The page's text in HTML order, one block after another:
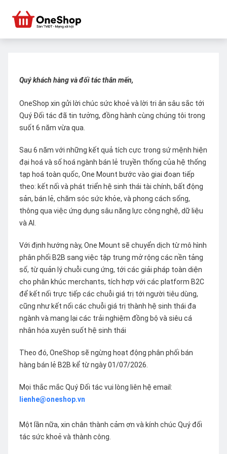
Quý khách hàng và đối tác thân mến,
OneShop xin gửi lời chúc sức khoẻ và lời tri ân sâu sắc tới
Quý Đối tác đã tin tưởng, đồng hành cùng chúng tôi trong
suốt 6 năm vừa qua.
Sau 6 năm với những kết quả tích cực trong sứ mệnh hiện
đại hoá và số hoá ngành bán lẻ truyền thống của hệ thống
tạp hoá toàn quốc, One Mount bước vào giai đoạn tiếp
theo: kết nối và phát triển hệ sinh thái tài chính, bất động
sản, bán lẻ, chăm sóc sức khỏe, và phong cách sống,
thông qua việc ứng dụng sâu năng lực công nghệ, dữ liệu
và AI.
Với định hướng này, One Mount sẽ chuyển dịch từ mô hình
phân phối B2B sang việc tập trung mở rộng các nền tảng
số, từ quản lý chuỗi cung ứng, tới các giải pháp toàn diện
cho phân khúc merchants, tích hợp với các platform B2C
để kết nối trực tiếp các chuỗi giá trị tới người tiêu dùng,
cũng như kết nối các chuỗi giá trị thành hệ sinh thái đa
ngành và mang lại các trải nghiệm đồng bộ và siêu cá
nhân hóa xuyên suốt hệ sinh thái
Theo đó, OneShop sẽ ngừng hoạt động phân phối bán
hàng bán lẻ B2B kể từ ngày 01/07/2026.
Mọi thắc mắc Quý Đối tác vui lòng liên hệ email:
lienhe@oneshop.vn
Một lần nữa, xin chân thành cảm ơn và kính chúc Quý đối
tác sức khoẻ và thành công.